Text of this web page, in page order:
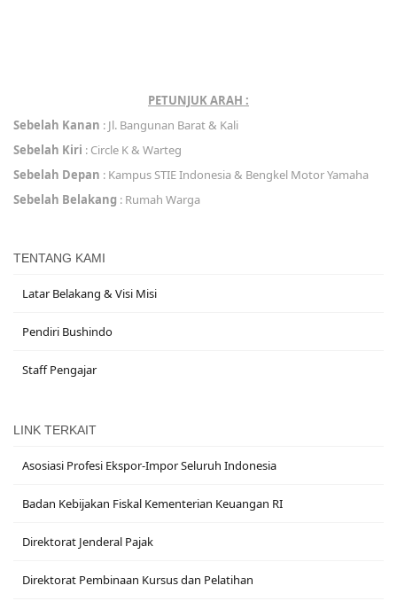
PETUNJUK ARAH :
Sebelah Kanan : Jl. Bangunan Barat & Kali
Sebelah Kiri : Circle K & Warteg
Sebelah Depan : Kampus STIE Indonesia & Bengkel Motor Yamaha
Sebelah Belakang : Rumah Warga
TENTANG KAMI
Latar Belakang & Visi Misi
Pendiri Bushindo
Staff Pengajar
LINK TERKAIT
Asosiasi Profesi Ekspor-Impor Seluruh Indonesia
Badan Kebijakan Fiskal Kementerian Keuangan RI
Direktorat Jenderal Pajak
Direktorat Pembinaan Kursus dan Pelatihan